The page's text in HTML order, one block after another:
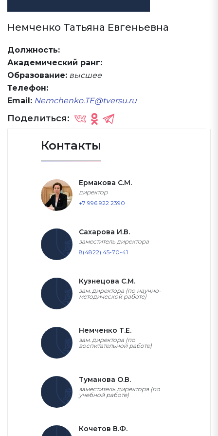
Немченко Татьяна Евгеньевна
Должность:
Академический ранг:
Образование: высшее
Телефон:
Email: Nemchenko.TE@tversu.ru
Поделиться:
Контакты
Ермакова С.М.
директор
+7 996 922 2390
Сахарова И.В.
заместитель директора
8(4822) 45-70-41
Кузнецова С.М.
зам. директора (по научно-
методической работе)
Немченко Т.Е.
зам. директора (по
воспитательной работе)
Туманова О.В.
заместитель директора (по
учебной работе)
Кочетов В.Ф.